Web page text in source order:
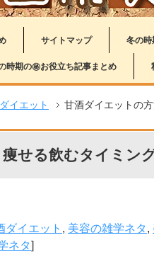
サイトマップ 冬の時
時期の㊙お役立ち記事まとめ
ダイエット 甘酒ダイエットの
せる飲むタイミン
ダイエット , 美容の雑学ネタ,
ネタ]